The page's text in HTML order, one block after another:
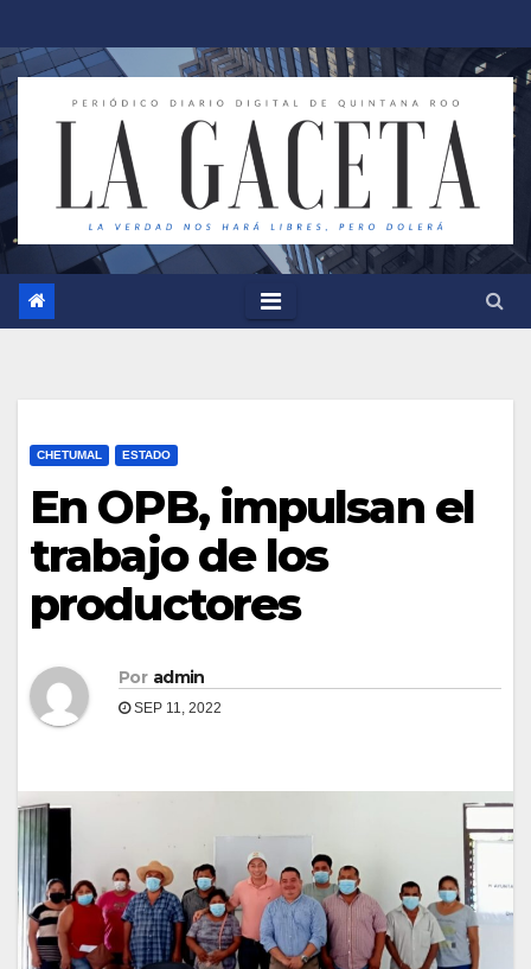
al
contenido
CHETUMAL ESTADO
En OPB, impulsan el
trabajo de los
productores
Por admin
SEP 11, 2022